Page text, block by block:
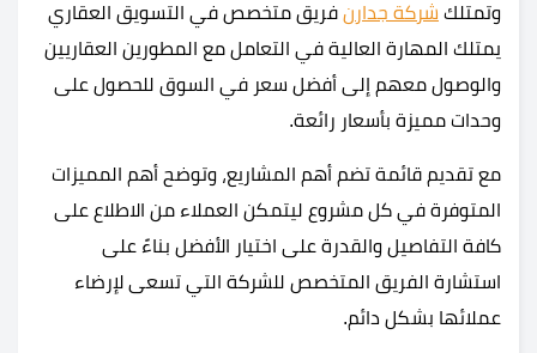
وتمتلك شركة جدارن فريق متخصص في التسويق العقاري
يمتلك المهارة العالية في التعامل مع المطورين العقاريين
والوصول معهم إلى أفضل سعر في السوق للحصول على
وحدات مميزة بأسعار رائعة.
مع تقديم قائمة تضم أهم المشاريع، وتوضح أهم المميزات
المتوفرة في كل مشروع ليتمكن العملاء من الاطلاع على
كافة التفاصيل والقدرة على اختيار الأفضل بناءً على
استشارة الفريق المتخصص للشركة التي تسعى لإرضاء
عملائها بشكل دائم.